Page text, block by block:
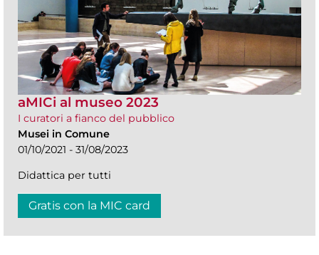
aMICi al museo 2023
I curatori a fianco del pubblico
Musei in Comune
01/10/2021 - 31/08/2023
Didattica per tutti
Gratis con la MIC card